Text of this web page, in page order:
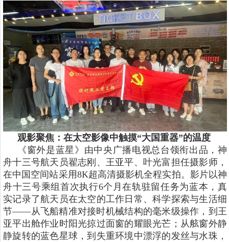
观影聚焦：在太空影像中触摸“大国重器”的温度
《窗外是蓝星》由中央广播电视总台领衔出品，神
舟十三号航天员翟志刚、王亚平、叶光富担任摄影师，
在中国空间站采用8K超高清摄影机全程实拍。影片以神
舟十三号乘组首次执行6个月在轨驻留任务为蓝本，真
实记录了航天员在太空的工作日常、科学探索与生活细
节——从飞船精准对接时机械结构的毫米级操作，到王
亚平出舱作业时阳光掠过面窗的耀眼光芒；从舷窗外静
静旋转的蓝色星球，到失重环境中漂浮的发丝与水珠，